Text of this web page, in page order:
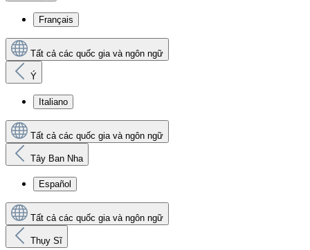
Français
Tất cả các quốc gia và ngôn ngữ
Ý
Italiano
Tất cả các quốc gia và ngôn ngữ
Tây Ban Nha
Español
Tất cả các quốc gia và ngôn ngữ
Thụy Sĩ